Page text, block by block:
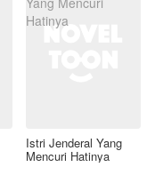
Istri Jenderal Yang
Mencuri Hatinya